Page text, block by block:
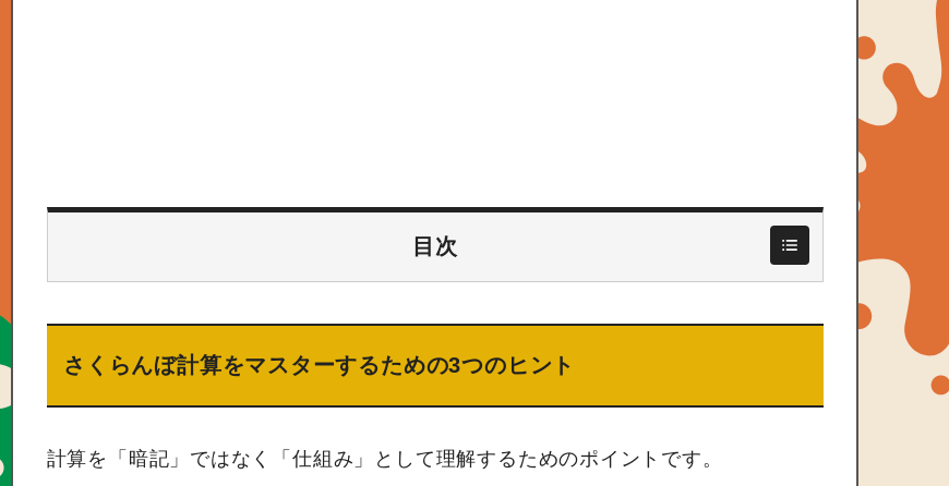
目次
さくらんぼ計算をマスターするための3つのヒント
計算を「暗記」ではなく「仕組み」として理解するためのポイントです。